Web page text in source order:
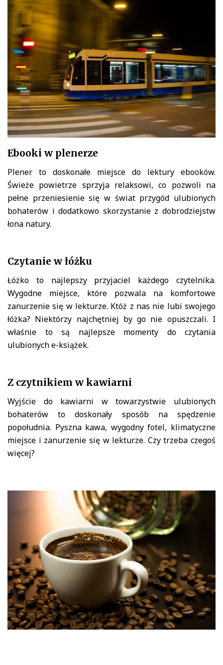
Ebooki w plenerze
Plener to doskonałe miejsce do lektury ebooków.
Świeże powietrze sprzyja relaksowi, co pozwoli na
pełne przeniesienie się w świat przygód ulubionych
bohaterów i dodatkowo skorzystanie z dobrodziejstw
łona natury.
Czytanie w łóżku
Łóżko to najlepszy przyjaciel każdego czytelnika.
Wygodne miejsce, które pozwala na komfortowe
zanurzenie się w lekturze. Któż z nas nie lubi swojego
łóżka? Niektórzy najchętniej by go nie opuszczali. I
właśnie to są najlepsze momenty do czytania
ulubionych e-książek.
Z czytnikiem w kawiarni
Wyjście do kawiarni w towarzystwie ulubionych
bohaterów to doskonały sposób na spędzenie
popołudnia. Pyszna kawa, wygodny fotel, klimatyczne
miejsce i zanurzenie się w lekturze. Czy trzeba czegoś
więcej?